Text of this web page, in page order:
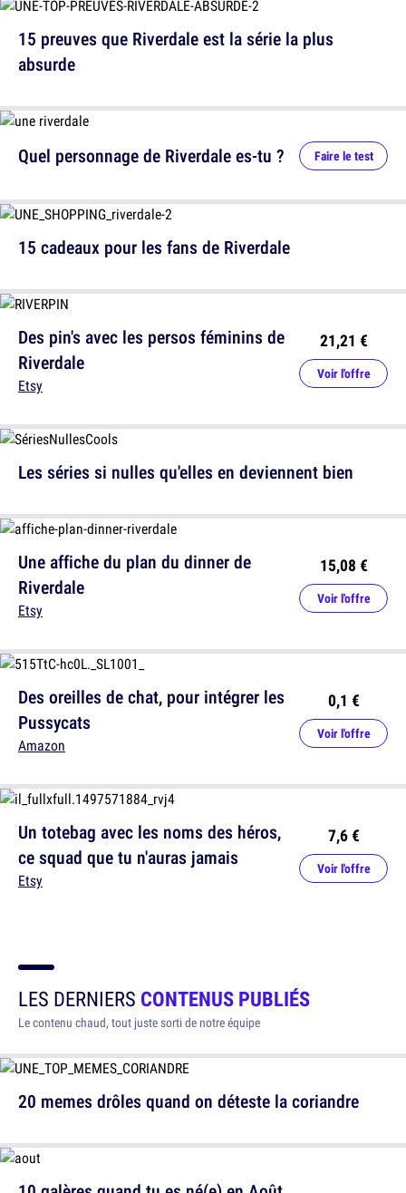
15 preuves que Riverdale est la série la plus
absurde
Des pin's avec les persos féminins de
Riverdale
Etsy
21,21 €
Voir l'offre
Des oreilles de chat, pour intégrer les
Pussycats
Amazon
0,1 €
Voir l'offre
Quel personnage de Riverdale es-tu ? Faire le test
15 cadeaux pour les fans de Riverdale
Les séries si nulles qu'elles en deviennent bien
Une affiche du plan du dinner de
Riverdale
Etsy
15,08 €
Voir l'offre
Un totebag avec les noms des héros,
ce squad que tu n'auras jamais
Etsy
7,6 €
Voir l'offre
LES DERNIERS CONTENUS PUBLIÉS
Le contenu chaud, tout juste sorti de notre équipe
20 memes drôles quand on déteste la coriandre